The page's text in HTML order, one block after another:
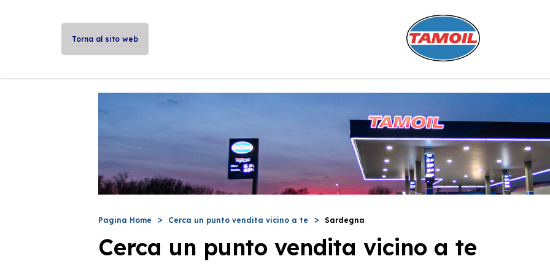
Torna al sito web
Pagina Home Cerca un punto vendita vicino a te Sardegna
Cerca un punto vendita vicino a te